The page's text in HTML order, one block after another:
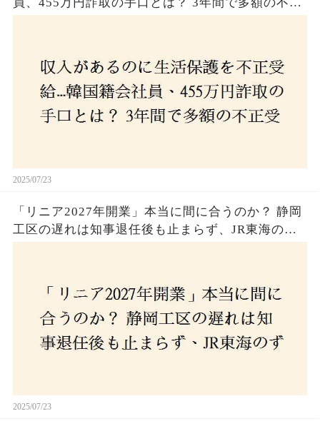
2025/07/23
「リニア2027年開業」本当に間に合うのか？ 静岡
工区の遅れは知事退任後も止まらず、JR東海のず
2025/07/23